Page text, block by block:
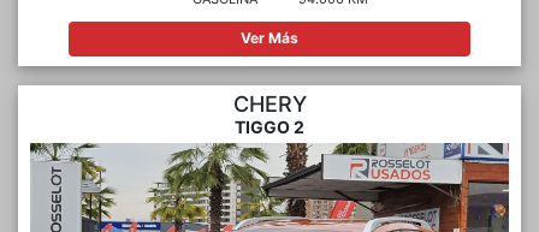
Ver Más
CHERY
TIGGO 2